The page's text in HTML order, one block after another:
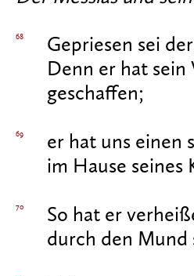
68
Gepriesen sei
Denn er hat
geschaffen;
69
er hat uns einen
im Hause seines
70
So hat er
durch den Mund